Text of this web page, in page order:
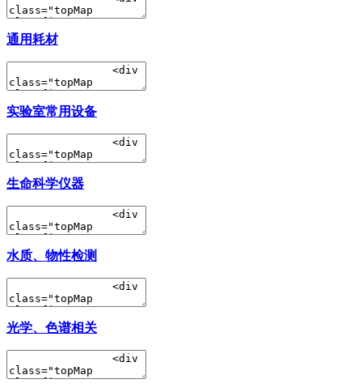
通用耗材
实验室常用设备
生命科学仪器
水质、物性检测
光学、色谱相关